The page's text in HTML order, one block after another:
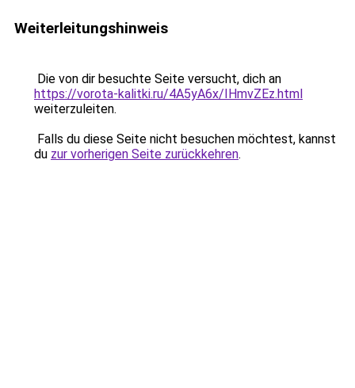
Weiterleitungshinweis
Die von dir besuchte Seite versucht, dich an
https://vorota-kalitki.ru/4A5yA6x/IHmvZEz.html
weiterzuleiten.
Falls du diese Seite nicht besuchen möchtest, kannst
du zur vorherigen Seite zurückkehren.